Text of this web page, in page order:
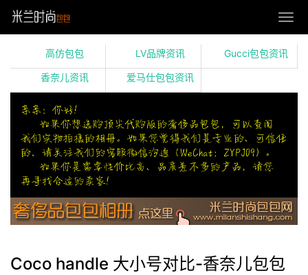
高仿包包 LV品牌资讯 Gucci包包资讯
香奈儿资讯 爱马仕包包资讯
Coco handle 大小号对比-香奈儿包包